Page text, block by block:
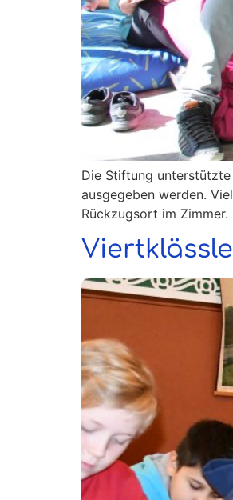
Die Stiftung
ausgegeben werden.
Rückzugsort im